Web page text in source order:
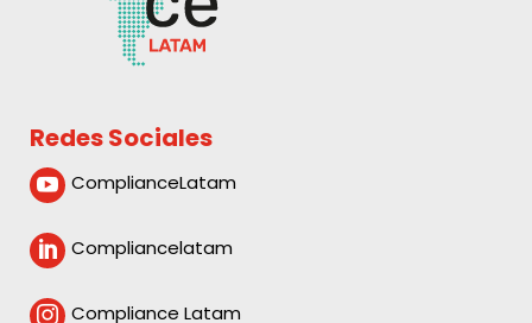
Redes Sociales
 ComplianceLatam
 Compliancelatam
 Compliance Latam